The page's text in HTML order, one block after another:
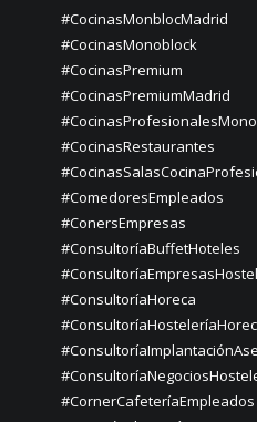
#CocinasMonblocMadrid
#CocinasMonoblock
#CocinasPremium
#CocinasPremiumMadrid
#CocinasRestaurantes
#ComedoresEmpleados
#ConersEmpresas
#ConsultoríaBuffetHoteles
#ConsultoríaHoreca
#CornerCafeteríaEmpleados